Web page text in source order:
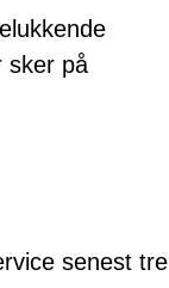
sker på
senest tre